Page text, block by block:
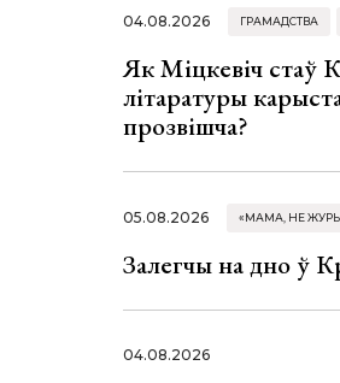
04.08.2026 ГРАМАДСТВА
Як Міцкевіч стаў
літаратуры
прозвішча?
05.08.2026 «МАМА, НЕ
Залегчы на дно ў
04.08.2026